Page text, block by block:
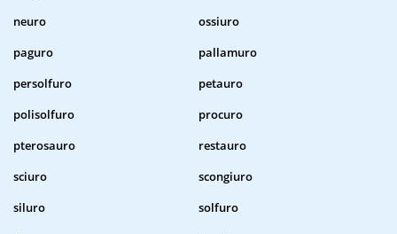
neuro
ossiuro
paguro
pallamuro
persolfuro
petauro
polisolfuro
procuro
pterosauro
restauro
sciuro
scongiuro
siluro
solfuro